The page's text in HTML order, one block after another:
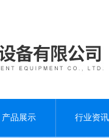
产品展示 行业资讯